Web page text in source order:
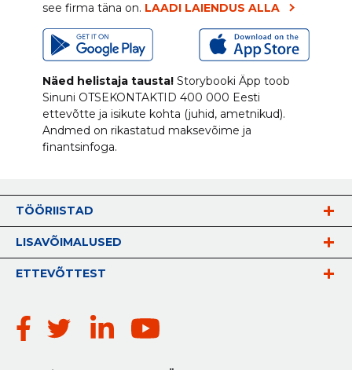
see firma täna on. LAADI LAIENDUS ALLA
Näed helistaja tausta! Storybooki Äpp toob
Sinuni OTSEKONTAKTID 400 000 Eesti
ettevõtte ja isikute kohta (juhid, ametnikud).
Andmed on rikastatud maksevõime ja
finantsinfoga.
TÖÖRIISTAD
LISAVÕIMALUSED
ETTEVÕTTEST